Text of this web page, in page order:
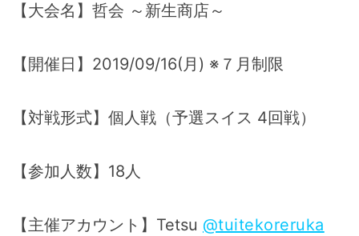
【大会名】哲会 ～新生商店～
【開催日】2019/09/16(月) ※７月制限
【対戦形式】個人戦（予選スイス 4回戦）
【参加人数】18人
【主催アカウント】Tetsu @tuitekoreruka